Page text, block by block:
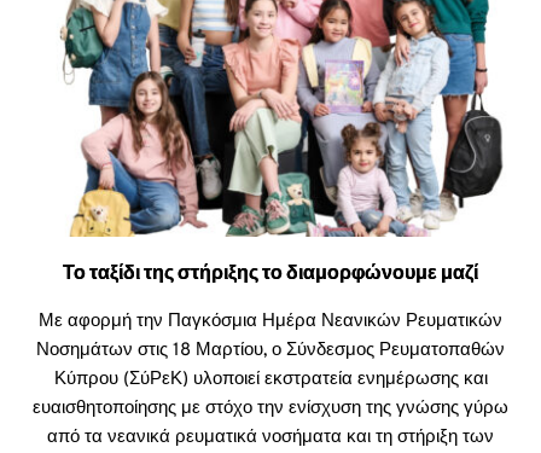
Το ταξίδι της στήριξης το διαμορφώνουμε μαζί
Με αφορμή την Παγκόσμια Ημέρα Νεανικών Ρευματικών
Νοσημάτων στις 18 Μαρτίου, ο Σύνδεσμος Ρευματοπαθών
Κύπρου (ΣύΡεΚ) υλοποιεί εκστρατεία ενημέρωσης και
ευαισθητοποίησης με στόχο την ενίσχυση της γνώσης γύρω
από τα νεανικά ρευματικά νοσήματα και τη στήριξη των